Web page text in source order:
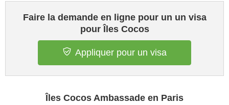
Faire la demande en ligne pour un un visa
pour Îles Cocos
Appliquer pour un visa
Îles Cocos Ambassade en Paris